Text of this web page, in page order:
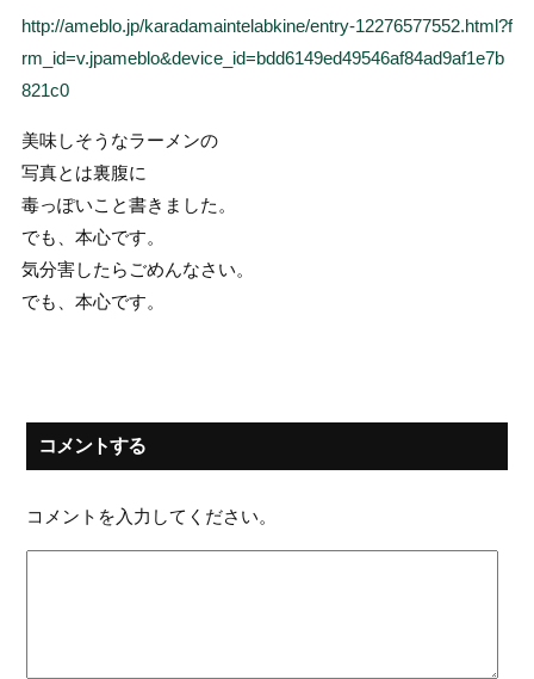
http://ameblo.jp/karadamaintelabkine/entry-12276577552.html?f
rm_id=v.jpameblo&device_id=bdd6149ed49546af84ad9af1e7b
821c0
美味しそうなラーメンの
写真とは裏腹に
毒っぽいこと書きました。
でも、本心です。
気分害したらごめんなさい。
でも、本心です。
コメントする
コメントを入力してください。